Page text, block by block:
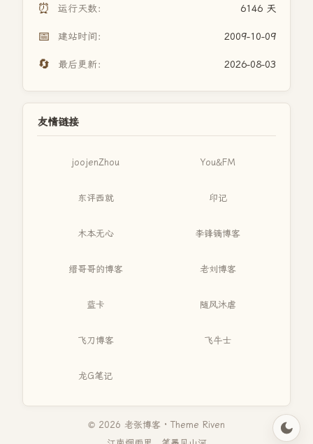
⏰ 运行天数： 6146 天
📅 建站时间： 2009-10-09
🔄 最后更新： 2026-08-03
友情链接
joojenZhou You&FM
东评西就 印记
木本无心 李锋镝博客
缙哥哥的博客 老刘博客
蓝卡 随风沐虐
飞刀博客 飞牛士
龙G笔记
© 2026 老张博客 · Theme Riven